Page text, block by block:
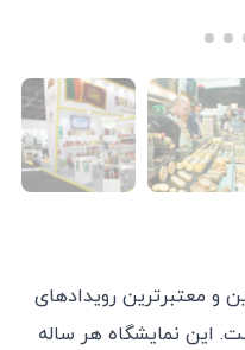
و معتبرترین رویدادهای
این نمایشگاه هر ساله